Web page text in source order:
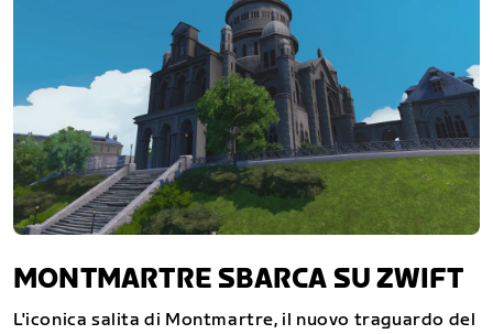
MONTMARTRE SBARCA SU ZWIFT
L'iconica salita di Montmartre, il nuovo traguardo del